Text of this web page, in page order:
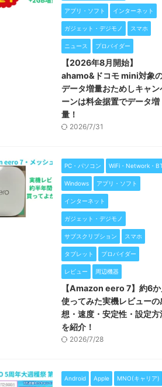
アプリ・ソフト インターネット
ガジェット・デジモノ スマホ
ニュース プロバイダー
【2026年8月開始】
ahamo&ドコモ mini対象
データ増量おためしキャン
ーンは料金据置でデータ増
量！
2026/7/31
PC・パソコン WiFi・Network・
Windows アプリ・ソフト
インターネット
ガジェット・デジモノ
サブスクリプション スマホ
タブレット プロバイダー
レビュー 周辺機器
【Amazon eero 7】約6か
使ってみた実機レビューの
想・速度・安定性・設定方
を紹介！
2026/7/28
Android Apple MNO(キャリア)